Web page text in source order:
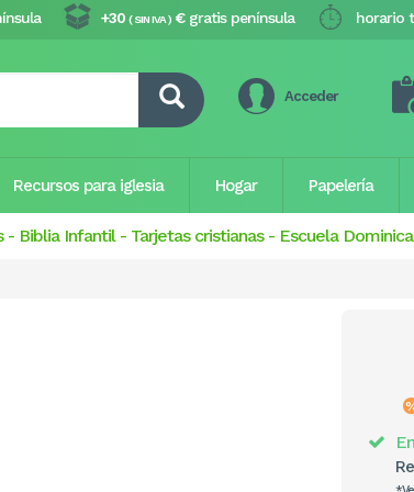
horario
+30 ( SIN IVA ) €gratis península
Acceder
Recursos para iglesia Hogar Papelería
- Biblia Infantil- Tarjetas cristianas - Escuela